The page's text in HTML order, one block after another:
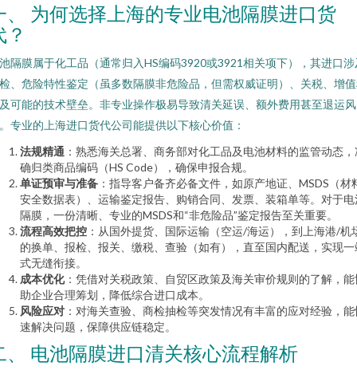
、 为何选择上海的专业电池隔膜进口货
？
隔膜属于化工品（通常归入HS编码3920或3921相关项下），其进口涉
、危险特性鉴定（虽多数隔膜非危险品，但需权威证明）、关税、增
可能的技术壁垒。非专业操作极易导致清关延误、额外费用甚至退运风
专业的上海进口货代公司能提供以下核心价值：
法规精通 ：熟悉海关总署、商务部对化工品及电池材料的监管动态，
确归类商品编码（HS Code），确保申报合规。
单证预审与准备 ：指导客户备齐必备文件，如原产地证、MSDS（材
安全数据表）、运输鉴定报告、购销合同、发票、装箱单等。对于电
隔膜，一份清晰、专业的MSDS和“非危险品”鉴定报告至关重要。
流程高效把控 ：从国外提货、国际运输（空运/海运），到上海港/机
的换单、报检、报关、缴税、查验（如有），直至国内配送，实现一
式无缝衔接。
成本优化：凭借对关税政策、自贸区政策及海关审价规则的了解，能
助企业合理筹划，降低综合进口成本。
风险应对 ：对海关查验、商检抽检等突发情况有丰富的应对经验，能
速解决问题，保障供应链稳定。
、 电池隔膜进口清关核心流程解析